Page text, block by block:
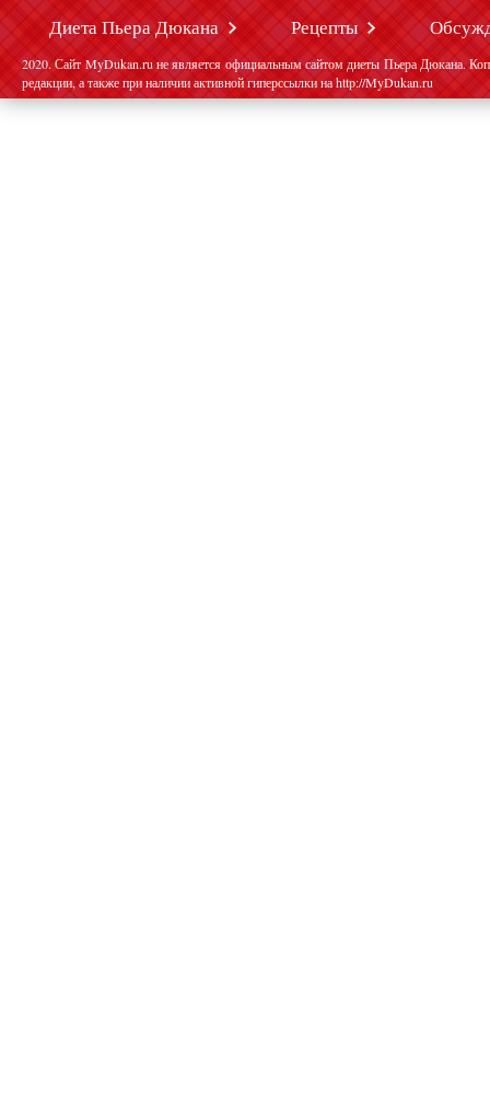
Диета Пьера Дюкана Рецепты
2020. Сайт MyDukan.ru не является официальным сайтом диеты Пьера Дюкана.
редакции, а также при наличии активной гиперссылки на http://MyDukan.ru